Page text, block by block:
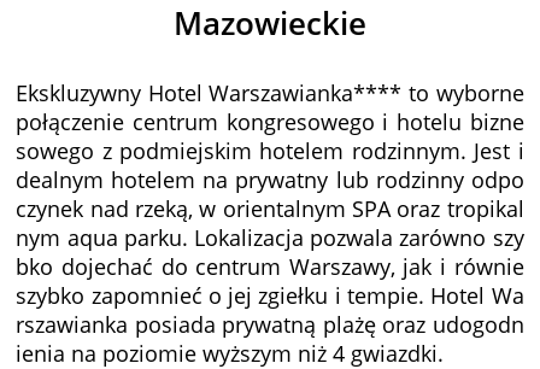
Mazowieckie
Ekskluzywny Hotel Warszawianka**** to wyborne
połączenie centrum kongresowego i hotelu bizne
sowego z podmiejskim hotelem rodzinnym. Jest i
dealnym hotelem na prywatny lub rodzinny odpo
czynek nad rzeką, w orientalnym SPA oraz tropikal
nym aqua parku. Lokalizacja pozwala zarówno szy
bko dojechać do centrum Warszawy, jak i równie
szybko zapomnieć o jej zgiełku i tempie. Hotel Wa
rszawianka posiada prywatną plażę oraz udogodn
ienia na poziomie wyższym niż 4 gwiazdki.